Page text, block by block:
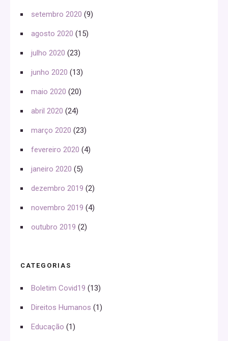
setembro 2020 (9)
agosto 2020 (15)
julho 2020 (23)
junho 2020 (13)
maio 2020 (20)
abril 2020 (24)
março 2020 (23)
fevereiro 2020 (4)
janeiro 2020 (5)
dezembro 2019 (2)
novembro 2019 (4)
outubro 2019 (2)
CATEGORIAS
Boletim Covid19 (13)
Direitos Humanos (1)
Educação (1)